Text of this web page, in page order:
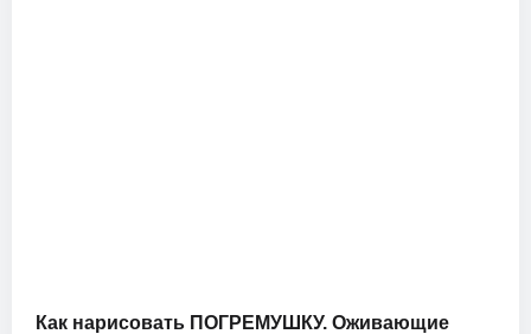
Как нарисовать ПОГРЕМУШКУ. Оживающие